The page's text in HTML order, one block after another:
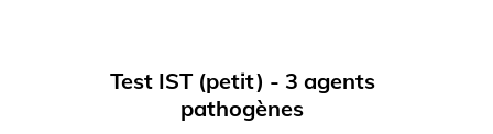
Test IST (petit) - 3 agents
pathogènes